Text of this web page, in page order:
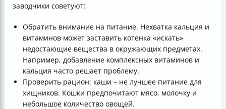
заводчики советуют:
Обратить внимание на питание. Нехватка кальция и
витаминов может заставить котенка «искать»
недостающие вещества в окружающих предметах.
Например, добавление комплексных витаминов и
кальция часто решает проблему.
Проверить рацион: каши – не лучшее питание для
хищников. Кошки предпочитают мясо, молочку и
небольшое количество овощей.